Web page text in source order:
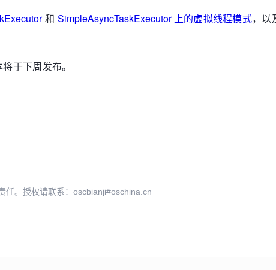
和 SimpleAsyncTaskExecutor 上的虚拟线程模式，以
于下周发布。
任。授权请联系：oscbianji#oschina.cn